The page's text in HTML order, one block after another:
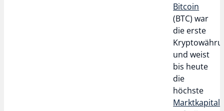
Bitcoin
(BTC) war
die erste
und weist
bis heute
die
höchste